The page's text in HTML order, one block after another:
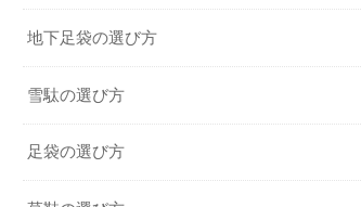
地下足袋の選び方
雪駄の選び方
足袋の選び方